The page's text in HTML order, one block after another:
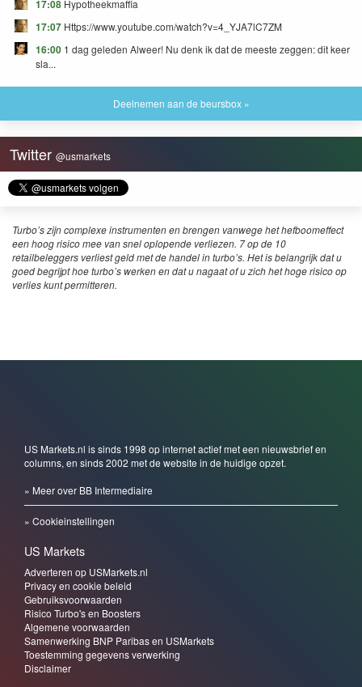
17:08 Hypotheekmaffia
17:07 Https://www.youtube.com/watch?v=4_YJA7lC7ZM
16:00 1 dag geleden Alweer! Nu denk ik dat de meeste zeggen: dit keer
sla...
Deelnemen aan de beursbox »
Twitter @usmarkets
Turbo’s zijn complexe instrumenten en brengen vanwege het hefboomeffect
een hoog risico mee van snel oplopende verliezen. 7 op de 10
retailbeleggers verliest geld met de handel in turbo’s. Het is belangrijk dat u
goed begrijpt hoe turbo’s werken en dat u nagaat of u zich het hoge risico op
verlies kunt permitteren.
US Markets.nl is sinds 1998 op internet actief met een nieuwsbrief en
columns, en sinds 2002 met de website in de huidige opzet.
» Meer over BB Intermediaire
» Cookieinstellingen
US Markets
Adverteren op USMarkets.nl
Privacy en cookie beleid
Gebruiksvoorwaarden
Risico Turbo's en Boosters
Algemene voorwaarden
Samenwerking BNP Paribas en USMarkets
Toestemming gegevens verwerking
Disclaimer